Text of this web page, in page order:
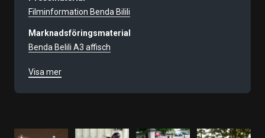
Filminformation Benda Bilili
Marknadsföringsmaterial
Benda Belili A3 affisch
9419
Visa mer